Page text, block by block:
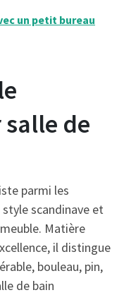
un petit bureau
de
parmi les
style scandinave et
Matière
il distingue
bouleau, pin,
de bain